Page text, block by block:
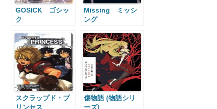
GOSICK ゴシッ
ク
Missing ミッシ
ング
スクラップド・プ
リンセス
傷物語 (物語シリ
ーズ)